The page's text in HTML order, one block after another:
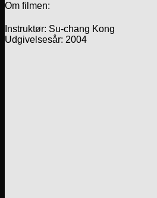
Om filmen:
Instruktør: Su-chang Kong
Udgivelsesår: 2004